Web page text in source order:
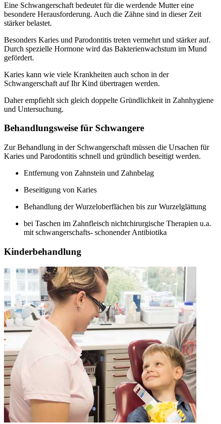
Eine Schwangerschaft bedeutet für die werdende Mutter eine
besondere Herausforderung. Auch die Zähne sind in dieser Zeit
stärker belastet.
Besonders Karies und Parodontitis treten vermehrt und stärker auf.
Durch spezielle Hormone wird das Bakterienwachstum im Mund
gefördert.
Karies kann wie viele Krankheiten auch schon in der
Schwangerschaft auf Ihr Kind übertragen werden.
Daher empfiehlt sich gleich doppelte Gründlichkeit in Zahnhygiene
und Untersuchung.
Behandlungsweise für Schwangere
Zur Behandlung in der Schwangerschaft müssen die Ursachen für
Karies und Parodontitis schnell und gründlich beseitigt werden.
Entfernung von Zahnstein und Zahnbelag
Beseitigung von Karies
Behandlung der Wurzeloberflächen bis zur Wurzelglättung
bei Taschen im Zahnfleisch nichtchirurgische Therapien u.a.
mit schwangerschafts- schonender Antibiotika
Kinderbehandlung